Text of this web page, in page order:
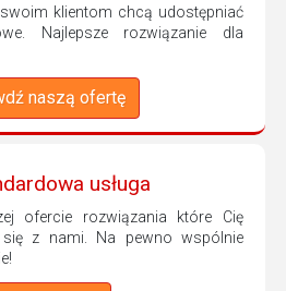
klientom chcą udostępniać
Najlepsze rozwiązanie dla
naszą ofertę
usługa
ofercie rozwiązania które Cię
się z nami. Na pewno wspólnie